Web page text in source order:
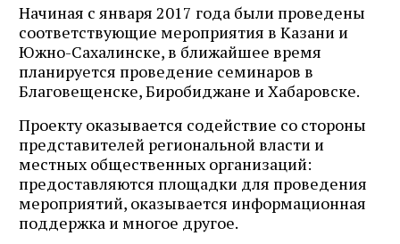
Начиная с января 2017 года были проведены
соответствующие мероприятия в Казани и
Южно-Сахалинске, в ближайшее время
планируется проведение семинаров в
Благовещенске, Биробиджане и Хабаровске.
Проекту оказывается содействие со стороны
представителей региональной власти и
местных общественных организаций:
предоставляются площадки для проведения
мероприятий, оказывается информационная
поддержка и многое другое.